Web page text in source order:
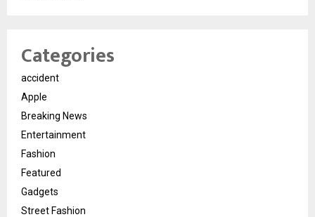
Categories
accident
Apple
Breaking News
Entertainment
Fashion
Featured
Gadgets
Street Fashion